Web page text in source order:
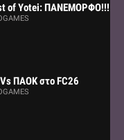
of Yotei: ΠΑΝΕΜΟΡΦΟ!!!
ΠΑΟΚ στο FC26